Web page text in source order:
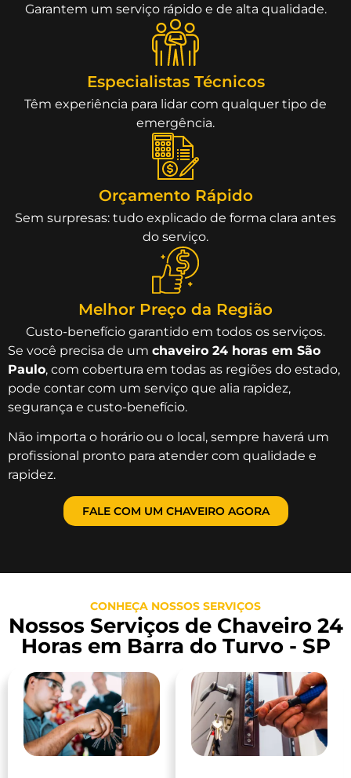
Garantem um serviço rápido e de alta qualidade.
Especialistas Técnicos
Têm experiência para lidar com qualquer tipo de
emergência.
Orçamento Rápido
Sem surpresas: tudo explicado de forma clara antes
do serviço.
Melhor Preço da Região
Custo-benefício garantido em todos os serviços.
Se você precisa de um chaveiro 24 horas em São
Paulo, com cobertura em todas as regiões do estado,
pode contar com um serviço que alia rapidez,
segurança e custo-benefício.
Não importa o horário ou o local, sempre haverá um
profissional pronto para atender com qualidade e
rapidez.
FALE COM UM CHAVEIRO AGORA
CONHEÇA NOSSOS SERVIÇOS
Nossos Serviços de Chaveiro 24
Horas em Barra do Turvo - SP